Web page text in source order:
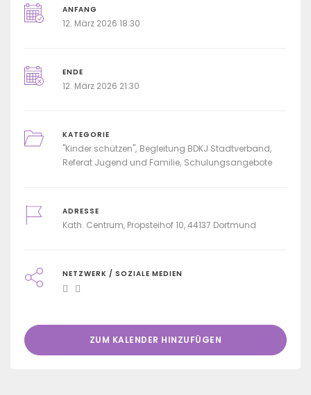
ANFANG
12. März 2026 18:30
ENDE
12. März 2026 21:30
KATEGORIE
"Kinder schützen" Begleitung BDKJ Stadtverband
Referat Jugend und Familie Schulungsangebote
ADRESSE
Kath. Centrum, Propsteihof 10, 44137 Dortmund
NETZWERK / SOZIALE MEDIEN
ZUM KALENDER HINZUFÜGEN